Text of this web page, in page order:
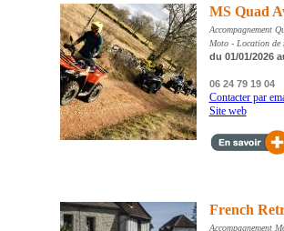
MS Quad
Accompagnement
Moto - Location de
du 01/01/2026
06 24 79 19 04
Contacter par
Site web
French
Accompagnement